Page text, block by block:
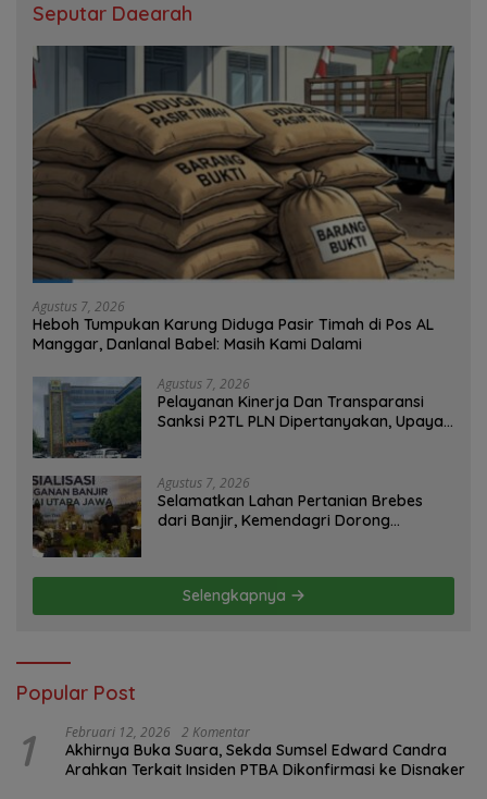
Seputar Daearah
Agustus 7, 2026
Heboh Tumpukan Karung Diduga Pasir Timah di Pos AL
Manggar, Danlanal Babel: Masih Kami Dalami
Agustus 7, 2026
Pelayanan Kinerja Dan Transparansi
Sanksi P2TL PLN Dipertanyakan, Upaya
Agustus 7, 2026
Selamatkan Lahan Pertanian Brebes
dari Banjir, Kemendagri Dorong
Selengkapnya
Popular Post
1 Februari 12, 2026 2 Komentar
Akhirnya Buka Suara, Sekda Sumsel Edward Candra
Arahkan Terkait Insiden PTBA Dikonfirmasi ke Disnaker